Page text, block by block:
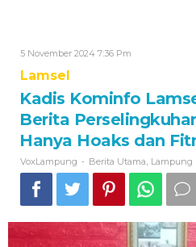
5 November 2024 7:36 Pm
Lamsel
Kadis Kominfo
Berita
Hanya Hoaks dan
VoxLampung - Berita Utama Lampung